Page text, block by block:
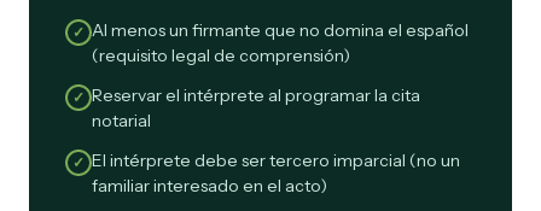
✓ Al menos un firmante que no domina el español
(requisito legal de comprensión)
✓ Reservar el intérprete al programar la cita
notarial
✓ El intérprete debe ser tercero imparcial (no un
familiar interesado en el acto)